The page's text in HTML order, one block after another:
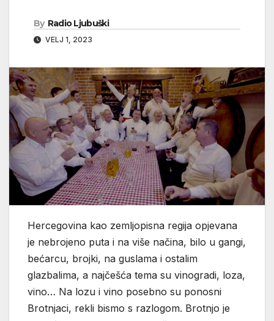
By Radio Ljubuški
VELJ 1, 2023
Hercegovina kao zemljopisna regija opjevana
je nebrojeno puta i na više načina, bilo u gangi,
bećarcu, brojki, na guslama i ostalim
glazbalima, a najčešća tema su vinogradi, loza,
vino… Na lozu i vino posebno su ponosni
Brotnjaci, rekli bismo s razlogom. Brotnjo je